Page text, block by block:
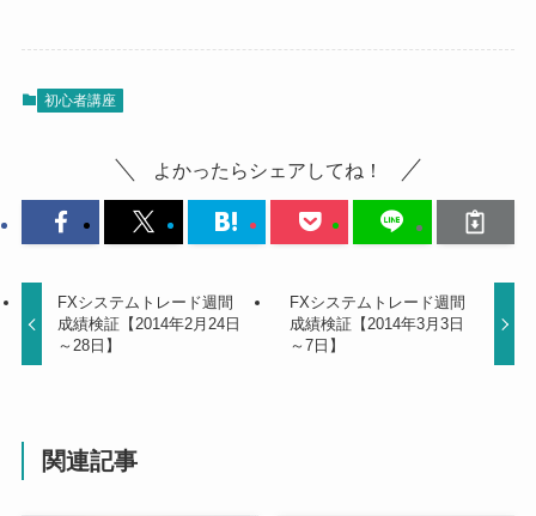
初心者講座
よかったらシェアしてね！
FXシステムトレード週間
成績検証【2014年2月24日
～28日】
FXシステムトレード週間
成績検証【2014年3月3日
～7日】
関連記事